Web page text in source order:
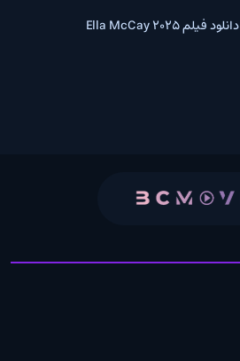
دانلود فیلم Ella McCay 2025